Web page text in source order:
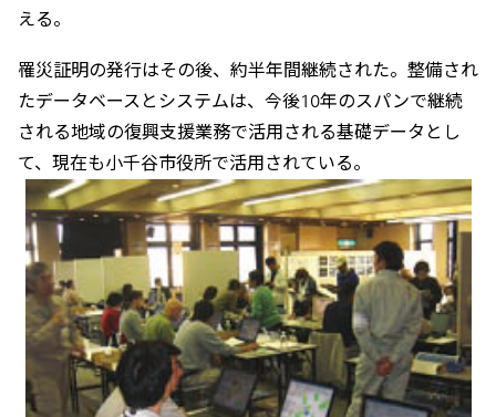
える。
罹災証明の発行はその後、約半年間継続された。整備され
たデータベースとシステムは、今後10年のスパンで継続
される地域の復興支援業務で活用される基礎データとし
て、現在も小千谷市役所で活用されている。